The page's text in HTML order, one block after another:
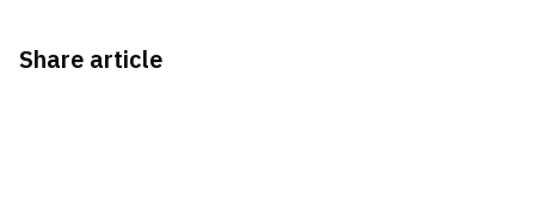
Share article